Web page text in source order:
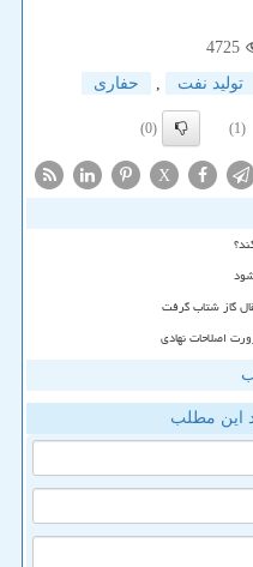
4725
تولید نفت , حفاری
(1)
(0)
X
اصلاحات نهادی
این مطلب